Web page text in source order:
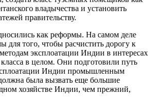
владычества и установить
правительству.
как реформы. На самом деле
для того, чтобы расчистить дорогу к
эксплоатации Индии в интересах
класса в целом. Они подготовили путь
Индии промышленным
была вызвать еще большие
хозяйстве Индии, чем прежний,